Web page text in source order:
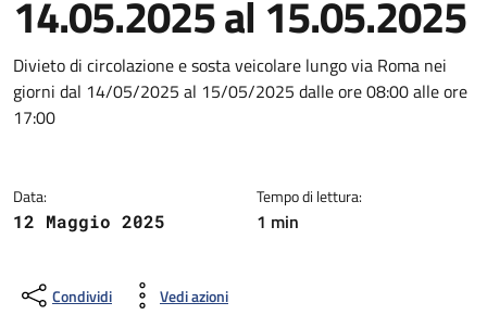
14.05.2025 al 15.05.2025
Dettagli della notizia
Divieto di circolazione e sosta veicolare lungo via Roma nei
giorni dal 14/05/2025 al 15/05/2025 dalle ore 08:00 alle ore
17:00
Data:
12 Maggio 2025
Tempo di lettura:
1 min
Condividi Vedi azioni